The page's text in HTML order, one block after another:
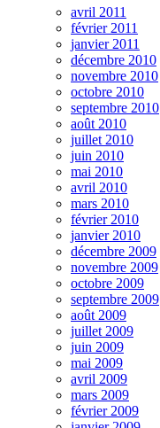
avril 2011
février 2011
janvier 2011
décembre 2010
novembre 2010
octobre 2010
septembre 2010
août 2010
juillet 2010
juin 2010
mai 2010
avril 2010
mars 2010
février 2010
janvier 2010
décembre 2009
novembre 2009
octobre 2009
septembre 2009
août 2009
juillet 2009
juin 2009
mai 2009
avril 2009
mars 2009
février 2009